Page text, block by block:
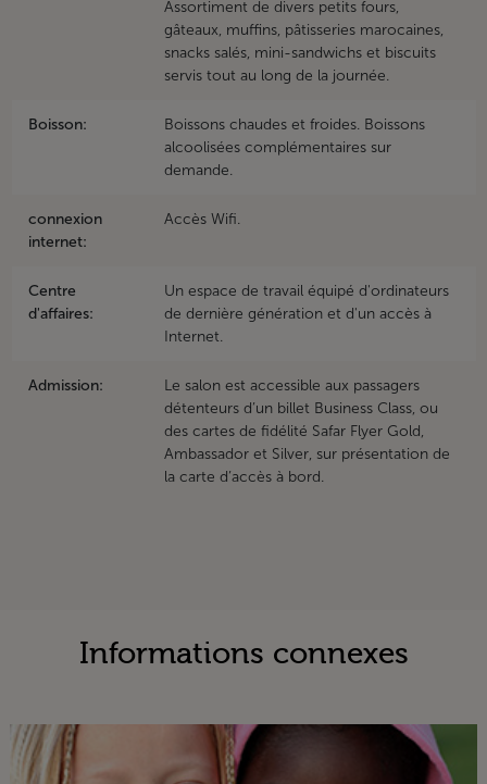
Assortiment de divers petits fours,
gâteaux, muffins, pâtisseries marocaines,
snacks salés, mini-sandwichs et biscuits
servis tout au long de la journée.
Boisson:
Boissons chaudes et froides. Boissons
alcoolisées complémentaires sur
demande.
connexion
internet:
Accès Wifi.
Centre
d'affaires:
Un espace de travail équipé d'ordinateurs
de dernière génération et d'un accès à
Internet.
Admission:
Le salon est accessible aux passagers
détenteurs d’un billet Business Class, ou
des cartes de fidélité Safar Flyer Gold,
Ambassador et Silver, sur présentation de
la carte d’accès à bord.
Informations connexes